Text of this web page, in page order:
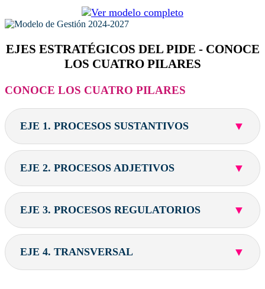
EJES ESTRATÉGICOS DEL PIDE - CONOCE
LOS CUATRO PILARES
CONOCE LOS CUATRO PILARES
EJE 1. PROCESOS SUSTANTIVOS ▼
EJE 2. PROCESOS ADJETIVOS ▼
EJE 3. PROCESOS REGULATORIOS ▼
EJE 4. TRANSVERSAL ▼